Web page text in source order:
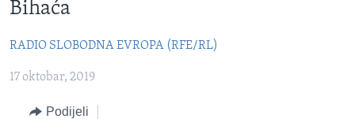
glavnu
Idi
na
SJEDINJENE AMERIČKE DRŽAVE
BOSNA I HERCEGOVINA
SVIJET
NAUKA I TEHNOLOGIJA
SPECIJALNI PROJEKTI
KORUPCIJA
Bihaća
RADIO SLOBODNA EVROPA (RFE/RL)
17 oktobar, 2019
Podijeli